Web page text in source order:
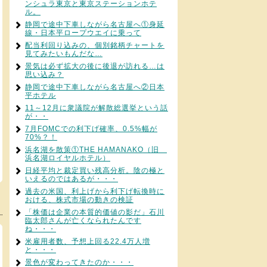
ンシュラ東京と東京ステーションホテ
ル。
静岡で途中下車しながら名古屋へ①身延
線・日本平ロープウエイに乗って
配当利回り込みの、個別銘柄チャートを
見てみたいもんだな…
景気は必ず拡大の後に後退が訪れる…は
思い込み？
静岡で途中下車しながら名古屋へ②日本
平ホテル
11～12月に衆議院が解散総選挙という話
が・・
7月FOMCでの利下げ確率、0.5%幅が
70%？！
浜名湖を散策①THE HAMANAKO（旧
浜名湖ロイヤルホテル）
日経平均と裁定買い残高分析。陰の極と
いえるのではあるが・・・
過去の米国、利上げから利下げ転換時に
おける、株式市場の動きの検証
「株価は企業の本質的価値の影だ」石川
臨太郎さんが亡くなられたんです
ね・・・
米雇用者数、予想上回る22.4万人増
と・・・
景色が変わってきたのか・・・